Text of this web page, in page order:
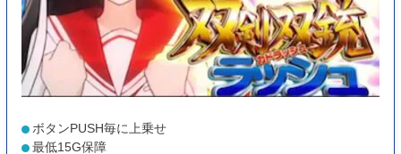
ボタンPUSH毎に上乗せ
最低15G保障